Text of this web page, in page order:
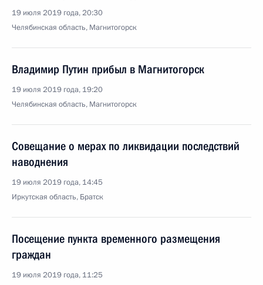
19 июля 2019 года, 20:30
Челябинская область, Магнитогорск
Владимир Путин прибыл в Магнитогорск
19 июля 2019 года, 19:20
Челябинская область, Магнитогорск
Совещание о мерах по ликвидации последствий
наводнения
19 июля 2019 года, 14:45
Иркутская область, Братск
Посещение пункта временного размещения
граждан
19 июля 2019 года, 11:25